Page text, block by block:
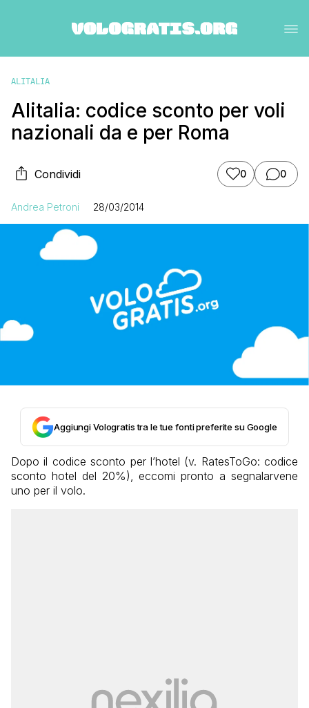
ALITALIA
Alitalia: codice sconto per voli
nazionali da e per Roma
Condividi 0 0
Andrea Petroni 28/03/2014
Aggiungi Vologratis tra le tue fonti preferite su Google
Dopo il codice sconto per l’hotel (v. RatesToGo: codice
sconto hotel del 20%), eccomi pronto a segnalarvene
uno per il volo.